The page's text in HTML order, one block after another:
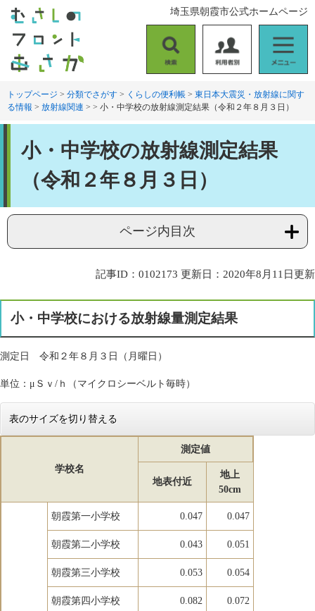
す
。
し
て
索
用
者
別
ニ
ュ
ー
埼玉県朝霞市公式ホームページ
トップページ > 分類でさがす > くらしの便利帳 > 東日本大震災・放射線に関す
る情報 > 放射線関連 > > 小・中学校の放射線測定結果（令和２年８月３日）
小・中学校の放射線測定結果
（令和２年８月３日）
ページ内目次
記事ID：0102173 更新日：2020年8月11日更新
小・中学校における放射線量測定結果
測定日 令和２年８月３日（月曜日）
単位：μＳｖ/ｈ（マイクロシーベルト毎時）
表のサイズを切り替える
学校名
測定値
地表付近
地上
50cm
朝霞第一小学校 0.047 0.047
朝霞第二小学校 0.043 0.051
朝霞第三小学校 0.053 0.054
朝霞第四小学校 0.082 0.072